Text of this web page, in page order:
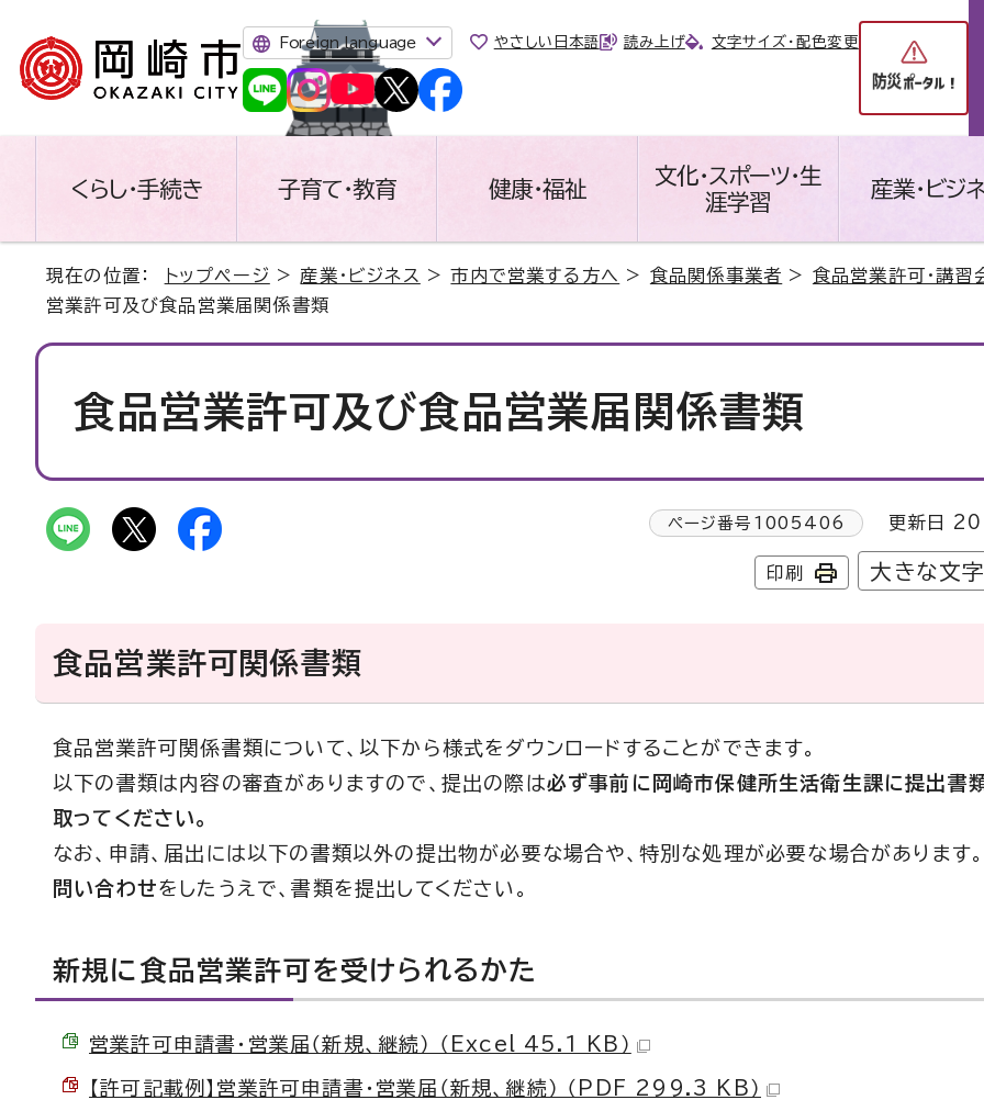
Foreign language やさしい日本語 読み上げ 文字サイズ・配色変更
くらし・手続き 子育て・教育 健康・福祉
文化・スポーツ・生
涯学習
産業・ビジ
現在の位置： トップページ > 産業・ビジネス >市内で営業する方へ > 食品関係事業者 > 食品営業許可・講習
営業許可及び食品営業届関係書類
食品営業許可及び食品営業届関係書類
ページ番号 1005406 更新日
印刷 大きな文
食品営業許可関係書類
食品営業許可関係書類について、以下から様式をダウンロードすることができます。
以下の書類は内容の審査がありますので、提出の際は必ず事前に岡崎市保健所生活衛生課に提出書
取ってください。
なお、申請、届出には以下の書類以外の提出物が必要な場合や、特別な処理が必要な場合があります
問い合わせをしたうえで、書類を提出してください。
新規に食品営業許可を受けられるかた
営業許可申請書・営業届（新規、継続） （Excel 45.1 KB）
【許可記載例】営業許可申請書・営業届（新規、継続） （PDF 299.3 KB）